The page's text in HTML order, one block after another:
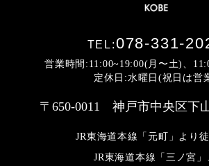
TEL:078-331-
営業時間:11:00~19:00(月〜土)、
定休日:水曜日(祝日は営
〒650-0011 神戸市中央区下
JR東海道本線「元町」より
JR東海道本線「三ノ宮」